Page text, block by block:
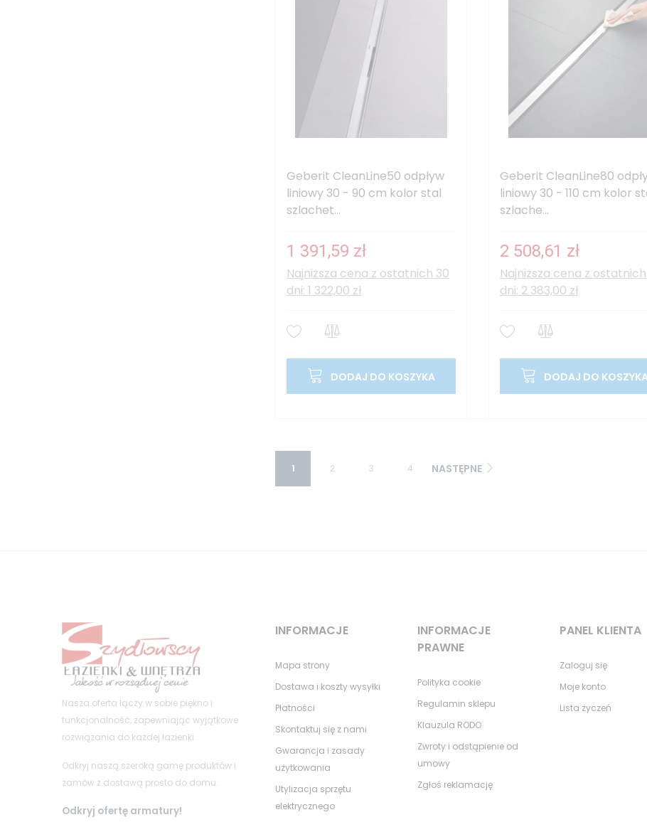
Geberit CleanLine50 odpływ
liniowy 30 - 90 cm kolor stal
szlachet...
1 391,59 zł
Najniższa cena z ostatnich 30
dni: 1 322,00 zł
DODAJ DO KOSZYKA
Geberit CleanLine80
liniowy 30 - 110 cm kolor
szlache...
2 508,61 zł
Najniższa cena z
dni: 2 383,00 zł
DODAJ DO
1 2 3 4 NASTĘPNE
Nasza oferta łączy w sobie piękno i
funkcjonalność, zapewniając wyjątkowe
rozwiązania do każdej łazienki.
Odkryj naszą szeroką gamę produktów i
zamów z dostawą prosto do domu.
Odkryj ofertę armatury!
INFORMACJE
Mapa strony
Dostawa i koszty wysyłki
Płatności
Skontaktuj się z nami
Gwarancja i zasady
użytkowania
Utylizacja sprzętu
elektrycznego
INFORMACJE
PRAWNE
Polityka cookie
Regulamin sklepu
Klauzula RODO
Zwroty i odstąpienie od
umowy
Zgłoś reklamację
PANEL KLIENTA
Zaloguj się
Moje konto
Lista życzeń